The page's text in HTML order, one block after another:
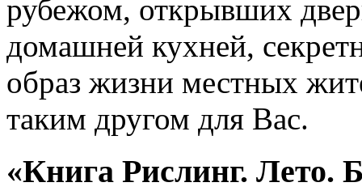
рубежом, открывших
домашней кухней,
образ жизни местных
таким другом для Вас.
«Книга Рислинг. Лето.